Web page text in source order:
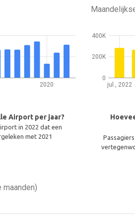
2020
Airport per jaar?
in 2022 dat een
met 2021
jul., 2022
0
200K
400K